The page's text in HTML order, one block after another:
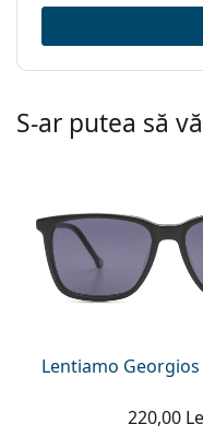
S-ar putea să
Lentiamo
220,00